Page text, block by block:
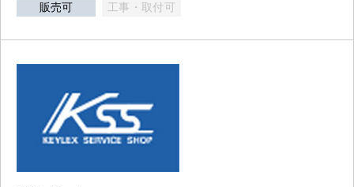
販売可 工事・取付可